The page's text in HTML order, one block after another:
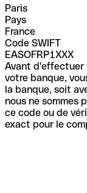
Paris
Pays
France
Code SWIFT
EASOFRP1XXX
Avant d'effectuer
votre banque,
la banque, soit
nous ne sommes
ce code ou de
exact pour le